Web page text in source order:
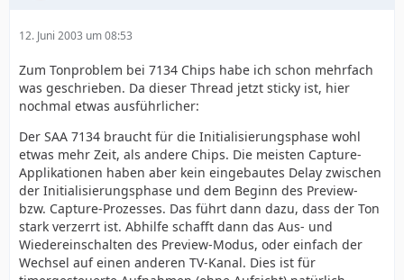
12. Juni 2003 um 08:53
Zum Tonproblem bei 7134 Chips habe ich schon mehrfach
was geschrieben. Da dieser Thread jetzt sticky ist, hier
nochmal etwas ausführlicher:
Der SAA 7134 braucht für die Initialisierungsphase wohl
etwas mehr Zeit, als andere Chips. Die meisten Capture-
Applikationen haben aber kein eingebautes Delay zwischen
der Initialisierungsphase und dem Beginn des Preview-
bzw. Capture-Prozesses. Das führt dann dazu, dass der Ton
stark verzerrt ist. Abhilfe schafft dann das Aus- und
Wiedereinschalten des Preview-Modus, oder einfach der
Wechsel auf einen anderen TV-Kanal. Dies ist für